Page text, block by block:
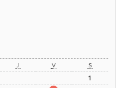
J V S
1